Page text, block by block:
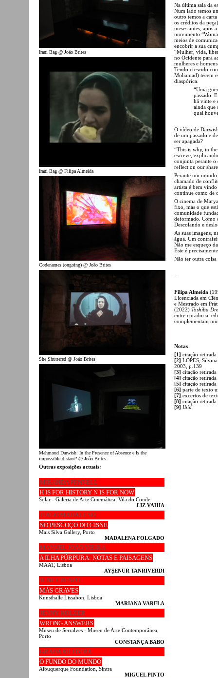
Irani Bag @ João Brites
Irani Bag @ Filipa Almeida
Codenames (ongoing) @ João Brites
She Shuttered @ João Brites
Mahmoud Darwish: In the Presence of Absence e Is the
impossible distant? @ João Brites
Outras exposições actuais:
MIRANDA PENNELL
H IS FOR HISTORY N IS FOR NOW
Solar - Galeria de Arte Cinemática, Vila do Conde
LIZ VAHIA
TIAGO MADALENO
NO PESCOÇO DO CISNE
Mais Silva Gallery, Porto
MADALENA FOLGADO
MANUEL JOÃO VIEIRA
A ILHA PÚRPURA: NOTAS E PAISAGENS
MAAT, Lisboa
AYŞENUR TANRIVERDI
JUNE CRESPO
MÁS GRAVES
Kunsthalle Lissabon, Lisboa
MARIANA VARELA
JENNY HOLZER
WRONG ANSWERS
Museu de Serralves - Museu de Arte Contemporânea,
Porto
CONSTANÇA BABO
GRADA KILOMBA
O FUNDO DO MUNDO
Albuquerque Foundation, Sintra
MIGUEL PINTO
Na última sala da
Num lado temos
outro temos a
os créditos da
meses antes, após
movimento
meios de
encobrir a sua
“Mulher, vida,
no Ocidente para
mulheres e
Tendo crescido
Mohamad) tecem
diaspórica.
“Uma
passado.
há vinte e
ainda que
qual
O vídeo de
de um passado e
ser apagada?
“This is why, in
escreve,
conjunta perante
reflect on our
Perante um
chamado de
artista é bem vindo
continue como de
O cinema de
fixo, mas o que
comunidade
deformado. Como
Descolando e
As suas imagens,
água. Um
Não me esqueço
Este é
Não ter outra
:::
Filipa Almeida
Licenciada em
e Mestrado em
(2022) Toshiba
entre curadoria,
complementam
Notas
[1] citação
[2] LOPES,
2003, p.139
[3] citação
[4] citação
[5] citação
[6] parte de texto
[7] excertos de
[8] citação
[9] Ibid